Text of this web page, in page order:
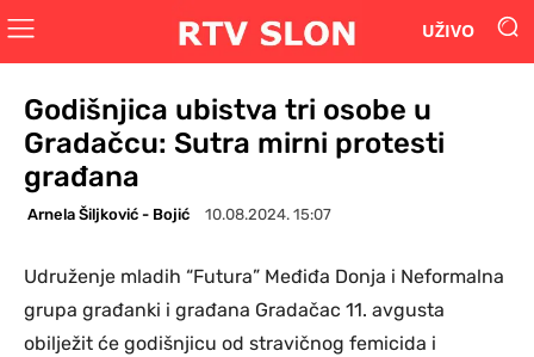
UŽIVO
Godišnjica ubistva tri osobe u
Gradačcu: Sutra mirni protesti
građana
Arnela Šiljković - Bojić 10.08.2024. 15:07
Udruženje mladih “Futura” Međiđa Donja i Neformalna
grupa građanki i građana Gradačac 11. avgusta
obilježit će godišnjicu od stravičnog femicida i